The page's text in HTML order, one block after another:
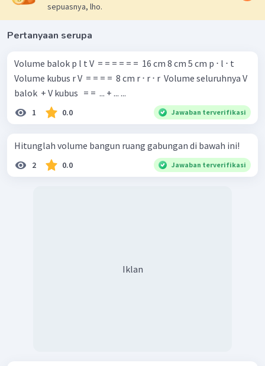
sepuasnya, lho.
Pertanyaan serupa
Volume balok p l t V ​ = = = = = = ​ 16 cm 8 cm 5 cm p ⋅ l ⋅ t ​
Volume kubus r V ​ = = = = ​ 8 cm r ⋅ r ⋅ r ​ Volume seluruhnya V
balok ​ + V kubus ​ ​ = = ​ ... + ... ... ​
1 0.0 Jawaban terverifikasi
Hitunglah volume bangun ruang gabungan di bawah ini!
2 0.0 Jawaban terverifikasi
Iklan